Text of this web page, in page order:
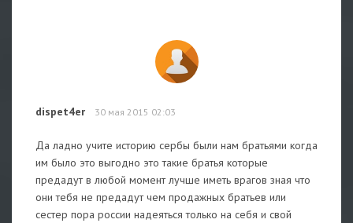
dispet4er 30 мая 2015 02:03
Да ладно учите историю сербы были нам братьями когда
им было это выгодно это такие братья которые
предадут в любой момент лучше иметь врагов зная что
они тебя не предадут чем продажных братьев или
сестер пора россии надеяться только на себя и свой